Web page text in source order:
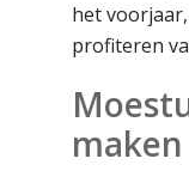
het
profiteren
maken